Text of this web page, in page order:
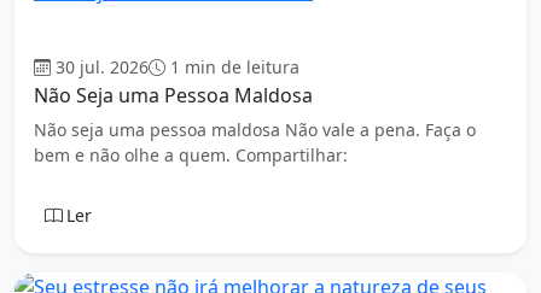
30 jul. 2026 1 min de leitura
Não Seja uma Pessoa Maldosa
Não seja uma pessoa maldosa Não vale a pena. Faça o
bem e não olhe a quem. Compartilhar:
Ler